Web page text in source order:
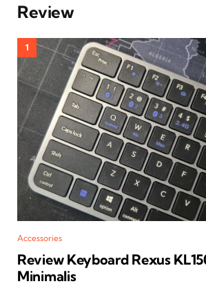
Review
Accessories
Review Keyboard Rexus
Minimalis